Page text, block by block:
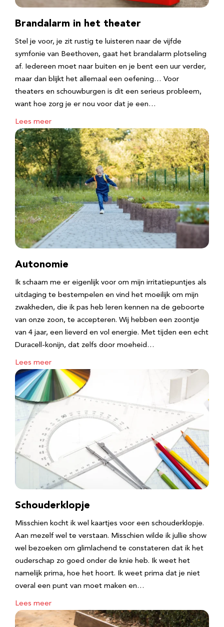
Brandalarm in het theater
Stel je voor, je zit rustig te luisteren naar de vijfde
symfonie van Beethoven, gaat het brandalarm plotseling
af. Iedereen moet naar buiten en je bent een uur verder,
maar dan blijkt het allemaal een oefening… Voor
theaters en schouwburgen is dit een serieus probleem,
want hoe zorg je er nou voor dat je een…
Lees meer
Autonomie
Ik schaam me er eigenlijk voor om mijn irritatiepuntjes als
uitdaging te bestempelen en vind het moeilijk om mijn
zwakheden, die ik pas heb leren kennen na de geboorte
van onze zoon, te accepteren. Wij hebben een zoontje
van 4 jaar, een lieverd en vol energie. Met tijden een echt
Duracell-konijn, dat zelfs door moeheid…
Lees meer
Schouderklopje
Misschien kocht ik wel kaartjes voor een schouderklopje.
Aan mezelf wel te verstaan. Misschien wilde ik jullie show
wel bezoeken om glimlachend te constateren dat ik het
ouderschap zo goed onder de knie heb. Ik weet het
namelijk prima, hoe het hoort. Ik weet prima dat je niet
overal een punt van moet maken en…
Lees meer